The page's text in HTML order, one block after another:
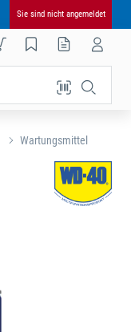
Sie sind nicht angemeldet
Wartungsmittel